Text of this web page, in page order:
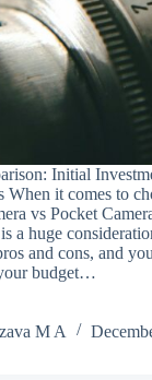
Initial
When it comes to
vs Pocket
a huge
and cons, and
budget…
M A